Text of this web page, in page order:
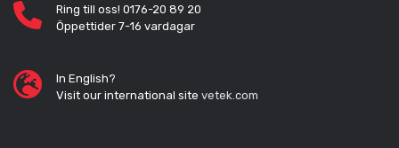
Ring till oss! 0176-20 89 20
Öppettider 7-16 vardagar
In English?
Visit our international site vetek.com